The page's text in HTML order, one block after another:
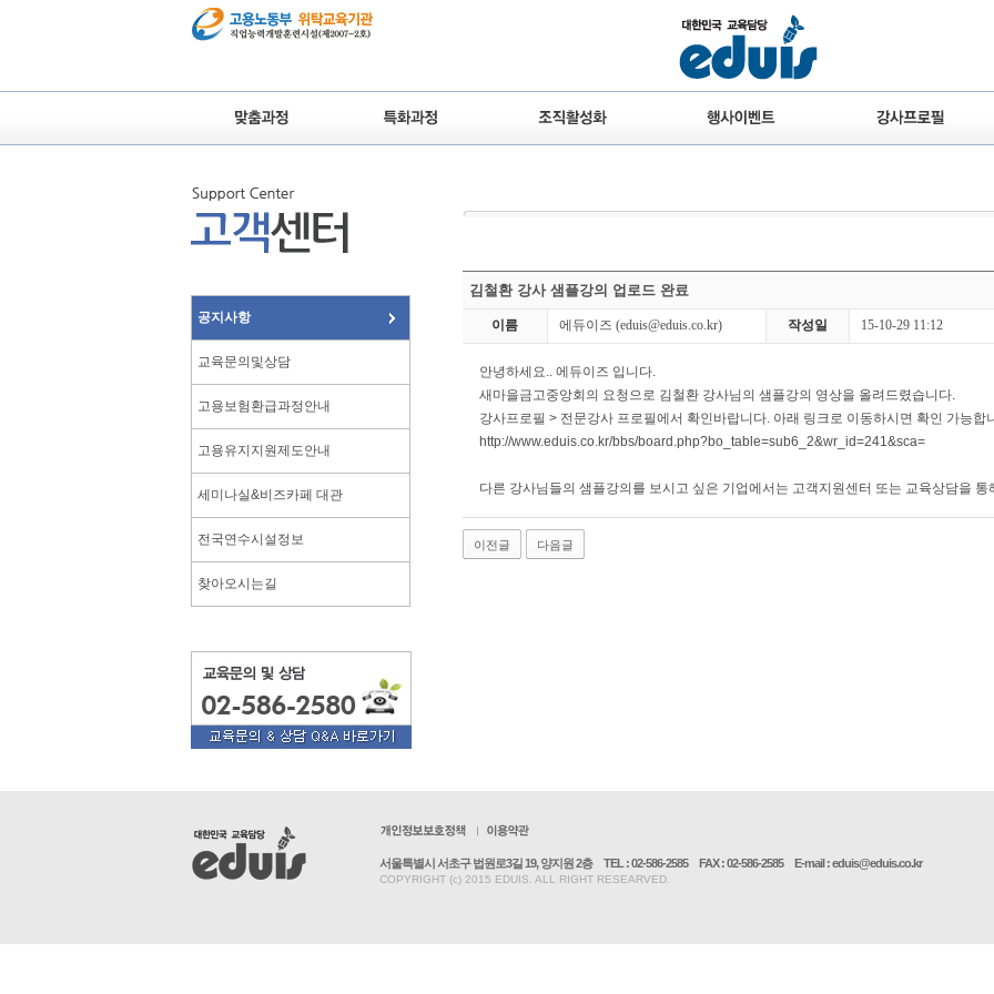
공지사항
교육문의및상담
고용보험환급과정안내
고용유지지원제도안내
세미나실&비즈카페 대관
전국연수시설정보
찾아오시는길
김철환 강사 샘플강의 업로드 완료
이름 에듀이즈 (eduis@eduis.co.kr) 작성일 15-10-29 11:12
안녕하세요.. 에듀이즈 입니다.
새마을금고중앙회의 요청으로 김철환 강사님의 샘플강의 영상을 올려드렸습니다.
강사프로필 > 전문강사 프로필에서 확인바랍니다. 아래 링크로 이동하시면 확인 가능합
http://www.eduis.co.kr/bbs/board.php?bo_table=sub6_2&wr_id=241&sca=
다른 강사님들의 샘플강의를 보시고 싶은 기업에서는 고객지원센터 또는 교육상담을
이전글 다음글
서울특별시 서초구 법원로3길 19, 양지원 2층 TEL : 02-586-2585 FAX : 02-586-2585 E-mail : eduis@eduis.co.kr
COPYRIGHT (c) 2015 EDUIS. ALL RIGHT RESEARVED.